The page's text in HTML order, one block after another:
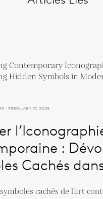
- FEBRUARY 17, 2025
:
Cachés
cachés de l’art